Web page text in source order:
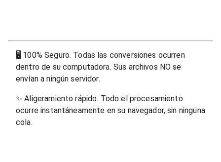
🖥 100% Seguro. Todas las conversiones ocurren
dentro de su computadora. Sus archivos NO se
envían a ningún servidor.
✨Aligeramiento rápido. Todo el procesamiento
ocurre instantáneamente en su navegador, sin ninguna
cola.